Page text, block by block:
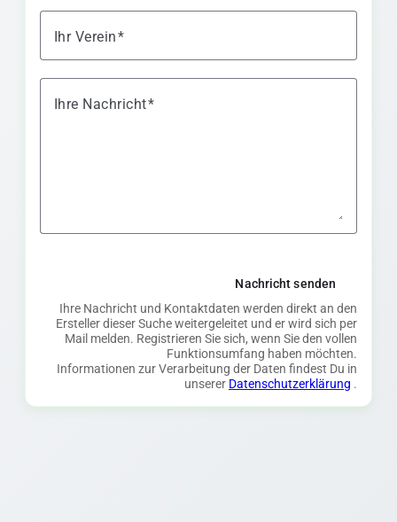
Ihr Verein
Ihre Nachricht
Nachricht senden
Ihre Nachricht und Kontaktdaten werden direkt an den
Ersteller dieser Suche weitergeleitet und er wird sich per
Mail melden. Registrieren Sie sich, wenn Sie den vollen
Funktionsumfang haben möchten.
Informationen zur Verarbeitung der Daten findest Du in
unserer Datenschutzerklärung .